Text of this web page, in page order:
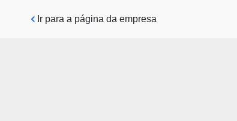
Pular para o conteúdo principal
Ir para a página da empresa